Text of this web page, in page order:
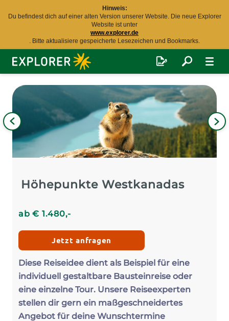
Hinweis:
Du befindest dich auf einer alten Version unserer Website. Die neue Explorer
Website ist unter
www.explorer.de
. Bitte aktualisiere gespeicherte Lesezeichen und Bookmarks.
Explorer
Fernreisen
Höhepunkte Westkanadas
ab€ 1.480,-
Jetzt anfragen
Diese Reiseidee dient als Beispiel für eine
individuell gestaltbare Bausteinreise oder
eine einzelne Tour. Unsere Reiseexperten
stellen dir gern ein maßgeschneidertes
Angebot für deine Wunschtermine